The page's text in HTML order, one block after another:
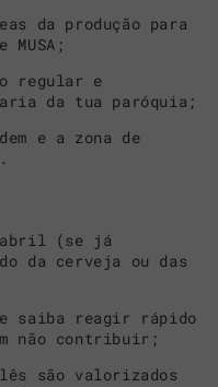
da produção para
regular e
da tua paróquia;
e a zona de
fabril (se já
da cerveja ou das
saiba reagir rápido
não contribuir;
são valorizados